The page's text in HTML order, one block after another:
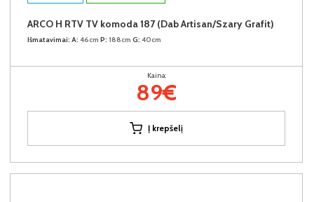
ARCO H RTV TV komoda 187 (Dab Artisan/Szary Grafit)
Išmatavimai: A: 46cm P: 188cm G: 40cm
Kaina:
89€
Į krepšelį